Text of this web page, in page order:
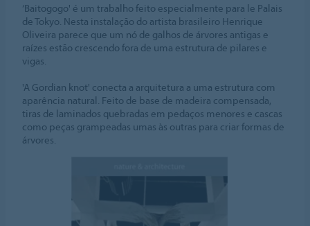
‘Baitogogo' é um trabalho feito especialmente para le Palais
de Tokyo. Nesta instalação do artista brasileiro Henrique
Oliveira parece que um nó de galhos de árvores antigas e
raízes estão crescendo fora de uma estrutura de pilares e
vigas.
'A Gordian knot' conecta a arquitetura a uma estrutura com
aparência natural. Feito de base de madeira compensada,
tiras de laminados quebradas em pedaços menores e cascas
como peças grampeadas umas às outras para criar formas de
árvores.